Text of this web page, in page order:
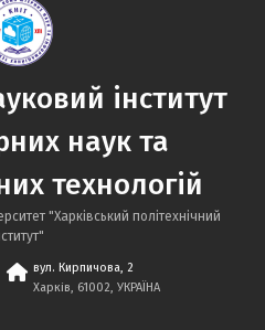
інститут
наук та
технологій
"Харківський політехнічний
вул. Кирпичова, 2
Харків, 61002, УКРАЇНА